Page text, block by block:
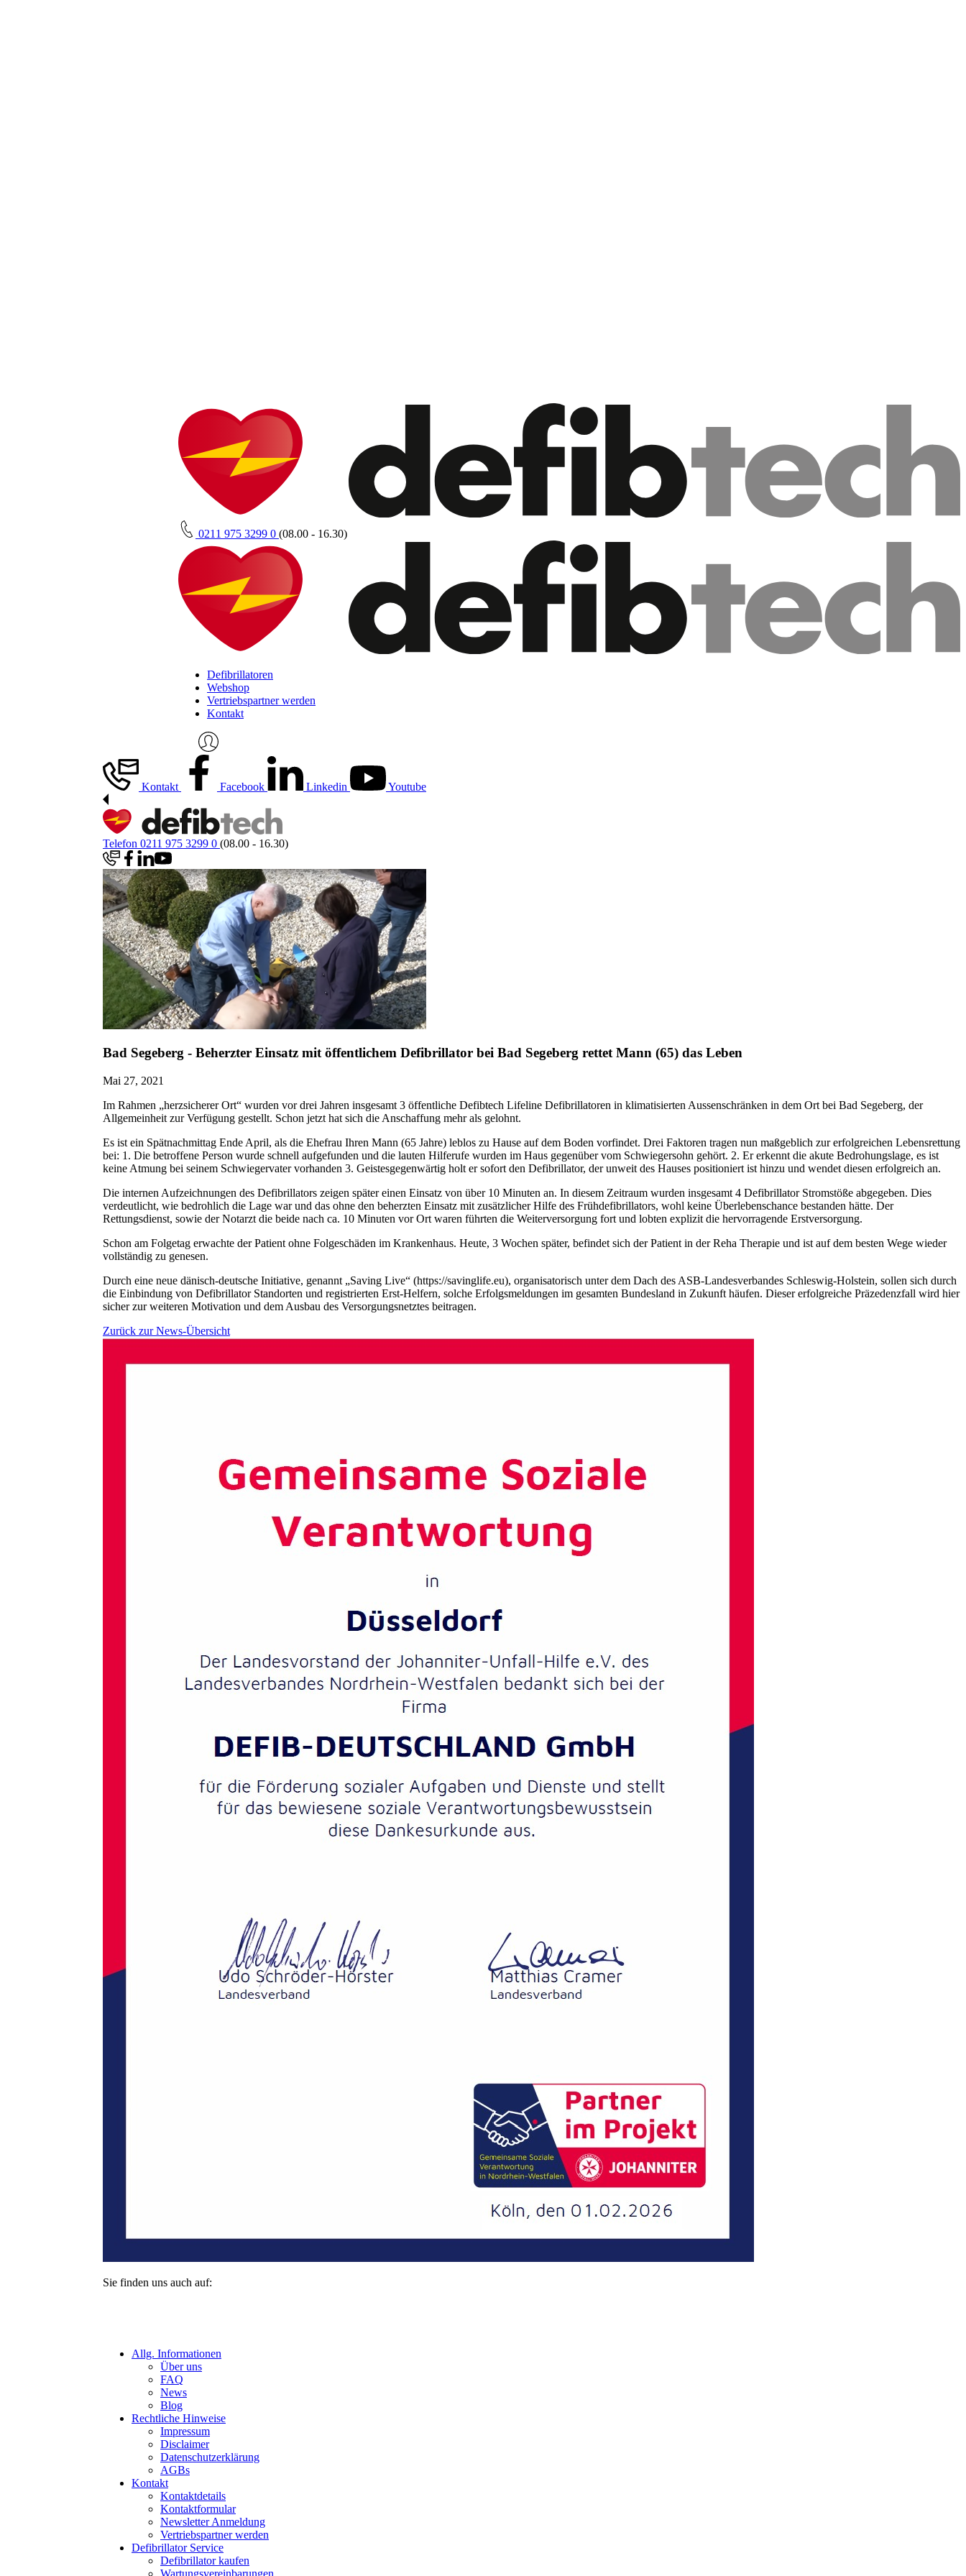
0211 975 3299 0 (08.00 - 16.30)
Defibrillatoren
Webshop
Vertriebspartner werden
Kontakt
Kontakt Facebook Linkedin Youtube
Telefon 0211 975 3299 0 (08.00 - 16.30)
Bad Segeberg - Beherzter Einsatz mit öffentlichem Defibrillator bei Bad Segeberg rettet Mann (65) das Leben
Mai 27, 2021
Im Rahmen „herzsicherer Ort“ wurden vor drei Jahren insgesamt 3 öffentliche Defibtech Lifeline Defibrillatoren in klimatisierten Aussenschränken in dem Ort bei Bad Segeberg, der
Allgemeinheit zur Verfügung gestellt. Schon jetzt hat sich die Anschaffung mehr als gelohnt.
Es ist ein Spätnachmittag Ende April, als die Ehefrau Ihren Mann (65 Jahre) leblos zu Hause auf dem Boden vorfindet. Drei Faktoren tragen nun maßgeblich zur erfolgreichen Lebensrettung
bei: 1. Die betroffene Person wurde schnell aufgefunden und die lauten Hilferufe wurden im Haus gegenüber vom Schwiegersohn gehört. 2. Er erkennt die akute Bedrohungslage, es ist
keine Atmung bei seinem Schwiegervater vorhanden 3. Geistesgegenwärtig holt er sofort den Defibrillator, der unweit des Hauses positioniert ist hinzu und wendet diesen erfolgreich an.
Die internen Aufzeichnungen des Defibrillators zeigen später einen Einsatz von über 10 Minuten an. In diesem Zeitraum wurden insgesamt 4 Defibrillator Stromstöße abgegeben. Dies
verdeutlicht, wie bedrohlich die Lage war und das ohne den beherzten Einsatz mit zusätzlicher Hilfe des Frühdefibrillators, wohl keine Überlebenschance bestanden hätte. Der
Rettungsdienst, sowie der Notarzt die beide nach ca. 10 Minuten vor Ort waren führten die Weiterversorgung fort und lobten explizit die hervorragende Erstversorgung.
Schon am Folgetag erwachte der Patient ohne Folgeschäden im Krankenhaus. Heute, 3 Wochen später, befindet sich der Patient in der Reha Therapie und ist auf dem besten Wege wieder
vollständig zu genesen.
Durch eine neue dänisch-deutsche Initiative, genannt „Saving Live“ (https://savinglife.eu), organisatorisch unter dem Dach des ASB-Landesverbandes Schleswig-Holstein, sollen sich durch
die Einbindung von Defibrillator Standorten und registrierten Erst-Helfern, solche Erfolgsmeldungen im gesamten Bundesland in Zukunft häufen. Dieser erfolgreiche Präzedenzfall wird hier
sicher zur weiteren Motivation und dem Ausbau des Versorgungsnetztes beitragen.
Zurück zur News-Übersicht
Sie finden uns auch auf:
Allg. Informationen
Über uns
FAQ
News
Blog
Rechtliche Hinweise
Impressum
Disclaimer
Datenschutzerklärung
AGBs
Kontakt
Kontaktdetails
Kontaktformular
Newsletter Anmeldung
Vertriebspartner werden
Defibrillator Service
Defibrillator kaufen
Wartungsvereinbarungen